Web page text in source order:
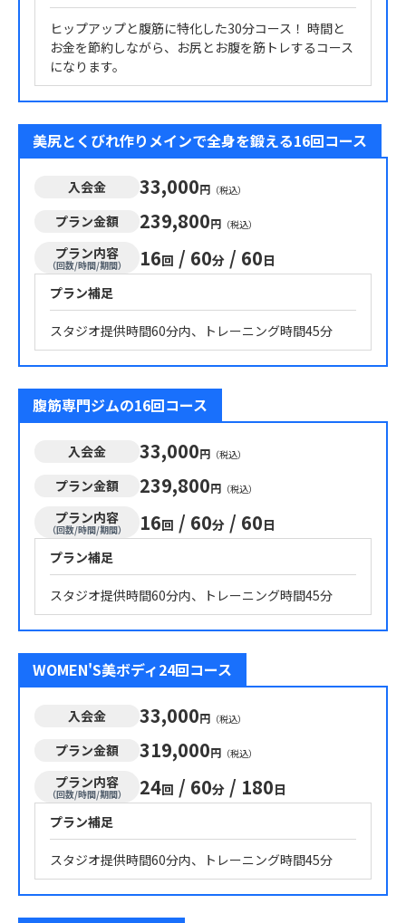
ヒップアップと腹筋に特化した30分コース！ 時間と
お金を節約しながら、お尻とお腹を筋トレするコース
になります。
美尻とくびれ作りメインで全身を鍛える16回コース
入会金 33,000円 （税込）
プラン金額 239,800円 （税込）
プラン内容
（回数/時間/期間） 16回 / 60分 / 60日
プラン補足
スタジオ提供時間60分内、トレーニング時間45分
腹筋専門ジムの16回コース
入会金 33,000円 （税込）
プラン金額 239,800円 （税込）
プラン内容
（回数/時間/期間） 16回 / 60分 / 60日
プラン補足
スタジオ提供時間60分内、トレーニング時間45分
WOMEN'S美ボディ24回コース
入会金 33,000円 （税込）
プラン金額 319,000円 （税込）
プラン内容
（回数/時間/期間） 24回 / 60分 / 180日
プラン補足
スタジオ提供時間60分内、トレーニング時間45分